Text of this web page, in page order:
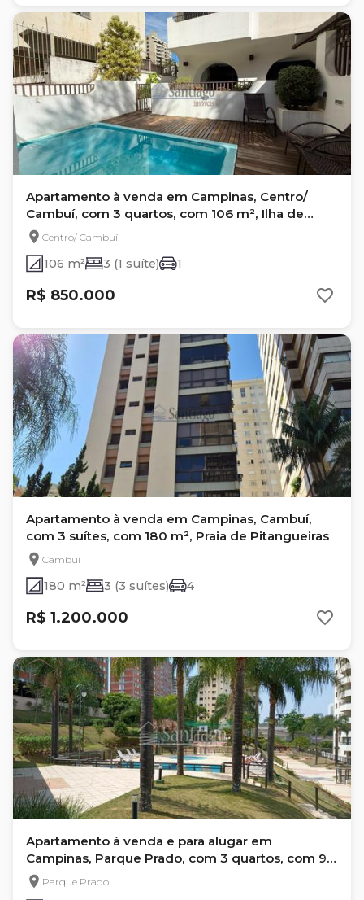
Apartamento à venda em Campinas, Centro/
Cambuí, com 3 quartos, com 106 m², Ilha de
Mannhatan
Centro/ Cambuí
106 m² 3 (1 suíte) 1
R$ 850.000
Apartamento à venda em Campinas, Cambuí,
com 3 suítes, com 180 m², Praia de Pitangueiras
Cambuí
180 m² 3 (3 suítes) 4
R$ 1.200.000
Apartamento à venda e para alugar em
Campinas, Parque Prado, com 3 quartos, com 98
m²Parque Prado